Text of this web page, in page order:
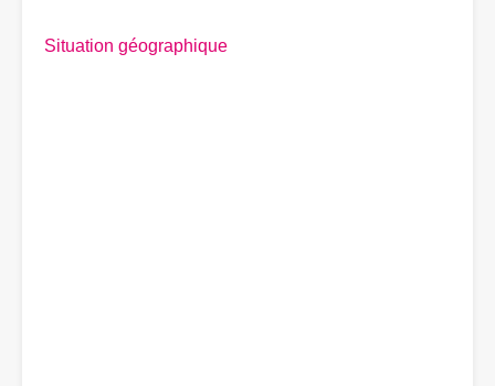
Situation géographique